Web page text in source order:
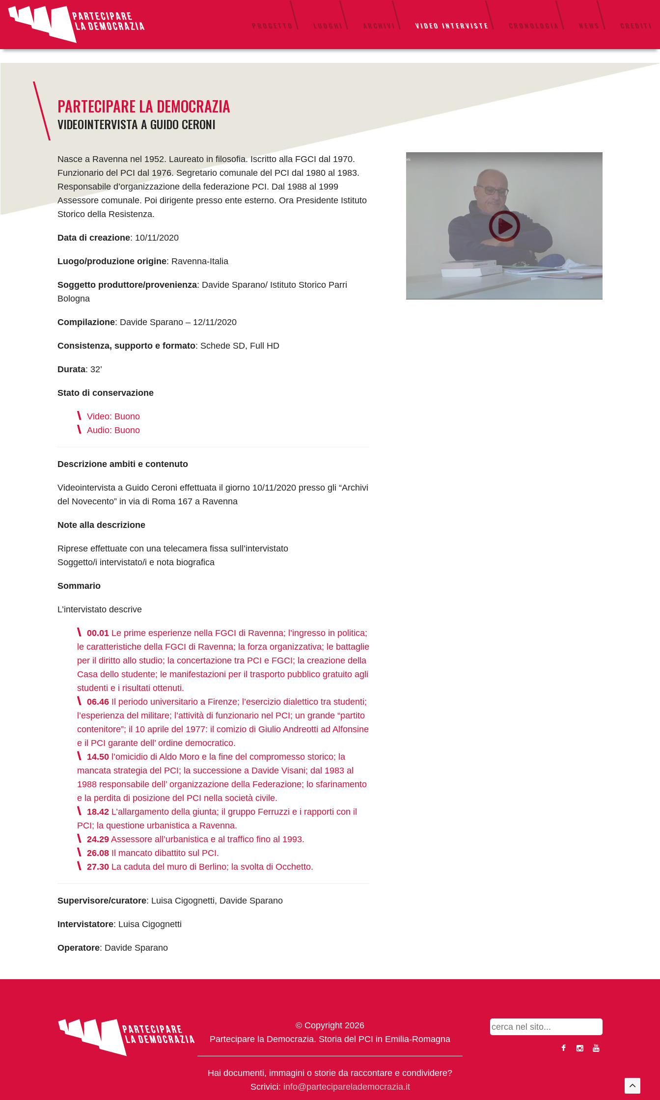
PROGETTO LUOGHI ARCHIVI VIDEO INTERVISTE CRONOLOGIA NEWS CREDITI
article
PARTECIPARE LA DEMOCRAZIA
VIDEOINTERVISTA A GUIDO CERONI
Nasce a Ravenna nel 1952. Laureato in filosofia. Iscritto alla FGCI dal 1970.
Funzionario del PCI dal 1976. Segretario comunale del PCI dal 1980 al 1983.
Responsabile d’organizzazione della federazione PCI. Dal 1988 al 1999
Assessore comunale. Poi dirigente presso ente esterno. Ora Presidente Istituto
Storico della Resistenza.
Data di creazione: 10/11/2020
Luogo/produzione origine: Ravenna-Italia
Soggetto produttore/provenienza: Davide Sparano/ Istituto Storico Parri
Bologna
Compilazione: Davide Sparano – 12/11/2020
Consistenza, supporto e formato: Schede SD, Full HD
Durata: 32’
Stato di conservazione
Video: Buono
Audio: Buono
Descrizione ambiti e contenuto
Videointervista a Guido Ceroni effettuata il giorno 10/11/2020 presso gli “Archivi
del Novecento” in via di Roma 167 a Ravenna
Note alla descrizione
Riprese effettuate con una telecamera fissa sull’intervistato
Soggetto/i intervistato/i e nota biografica
Sommario
L’intervistato descrive
00.01 Le prime esperienze nella FGCI di Ravenna; l’ingresso in politica;
le caratteristiche della FGCI di Ravenna; la forza organizzativa; le battaglie
per il diritto allo studio; la concertazione tra PCI e FGCI; la creazione della
Casa dello studente; le manifestazioni per il trasporto pubblico gratuito agli
studenti e i risultati ottenuti.
06.46 Il periodo universitario a Firenze; l’esercizio dialettico tra studenti;
l’esperienza del militare; l’attività di funzionario nel PCI; un grande “partito
contenitore”; il 10 aprile del 1977: il comizio di Giulio Andreotti ad Alfonsine
e il PCI garante dell’ ordine democratico.
14.50 l’omicidio di Aldo Moro e la fine del compromesso storico; la
mancata strategia del PCI; la successione a Davide Visani; dal 1983 al
1988 responsabile dell’ organizzazione della Federazione; lo sfarinamento
e la perdita di posizione del PCI nella società civile.
18.42 L’allargamento della giunta; il gruppo Ferruzzi e i rapporti con il
PCI; la questione urbanistica a Ravenna.
24.29 Assessore all’urbanistica e al traffico fino al 1993.
26.08 Il mancato dibattito sul PCI.
27.30 La caduta del muro di Berlino; la svolta di Occhetto.
Supervisore/curatore: Luisa Cigognetti, Davide Sparano
Intervistatore: Luisa Cigognetti
Operatore: Davide Sparano
© Copyright 2026
Partecipare la Democrazia. Storia del PCI in Emilia-Romagna
Hai documenti, immagini o storie da raccontare e condividere?
Scrivici: info@parteciparelademocrazia.it